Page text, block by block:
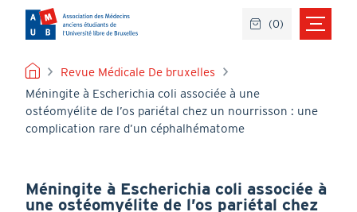
contenu
principal
FIL
D'ARIANE
Revue Médicale De bruxelles
Méningite à Escherichia coli associée à une
ostéomyélite de l’os pariétal chez un nourrisson : une
complication rare d’un céphalhématome
Méningite à Escherichia coli associée à
une ostéomyélite de l’os pariétal chez
(0)